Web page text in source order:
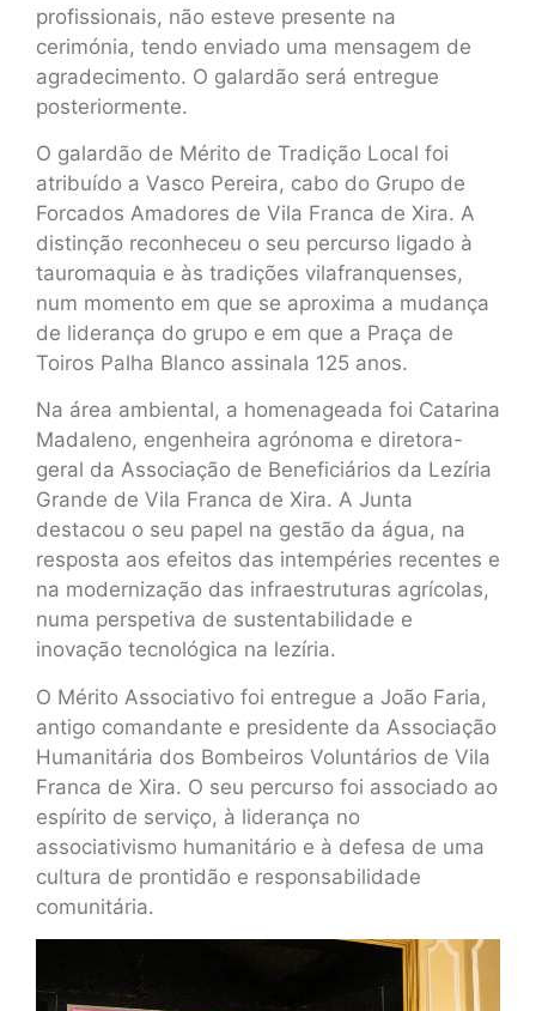
profissionais, não esteve presente na
cerimónia, tendo enviado uma mensagem de
agradecimento. O galardão será entregue
posteriormente.
O galardão de Mérito de Tradição Local foi
atribuído a Vasco Pereira, cabo do Grupo de
Forcados Amadores de Vila Franca de Xira. A
distinção reconheceu o seu percurso ligado à
tauromaquia e às tradições vilafranquenses,
num momento em que se aproxima a mudança
de liderança do grupo e em que a Praça de
Toiros Palha Blanco assinala 125 anos.
Na área ambiental, a homenageada foi Catarina
Madaleno, engenheira agrónoma e diretora-
geral da Associação de Beneficiários da Lezíria
Grande de Vila Franca de Xira. A Junta
destacou o seu papel na gestão da água, na
resposta aos efeitos das intempéries recentes e
na modernização das infraestruturas agrícolas,
numa perspetiva de sustentabilidade e
inovação tecnológica na lezíria.
O Mérito Associativo foi entregue a João Faria,
antigo comandante e presidente da Associação
Humanitária dos Bombeiros Voluntários de Vila
Franca de Xira. O seu percurso foi associado ao
espírito de serviço, à liderança no
associativismo humanitário e à defesa de uma
cultura de prontidão e responsabilidade
comunitária.